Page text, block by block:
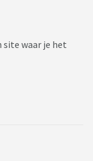
site waar je het